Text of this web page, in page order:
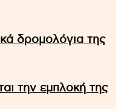
δρομολόγια της
την εμπλοκή της